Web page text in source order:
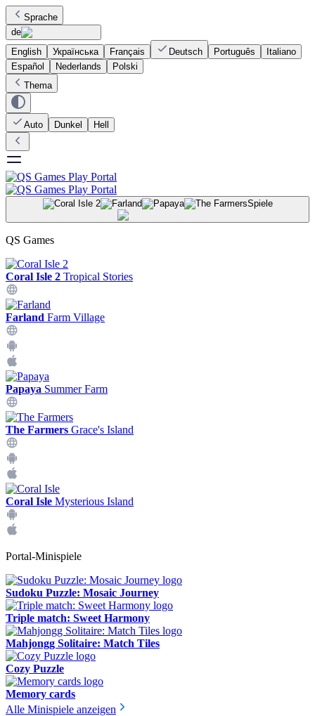
Sprache
de
English
Українська Français Deutsch Português
Italiano
Español
Nederlands
Polski
Thema
Auto Dunkel Hell
Spiele
QS Games
Coral Isle 2 Tropical Stories
Farland Farm Village
Papaya Summer Farm
The Farmers Grace's Island
Coral Isle Mysterious Island
Portal-Minispiele
Sudoku Puzzle: Mosaic Journey
Triple match: Sweet Harmony
Mahjongg Solitaire: Match Tiles
Cozy Puzzle
Memory cards
Alle Minispiele anzeigen